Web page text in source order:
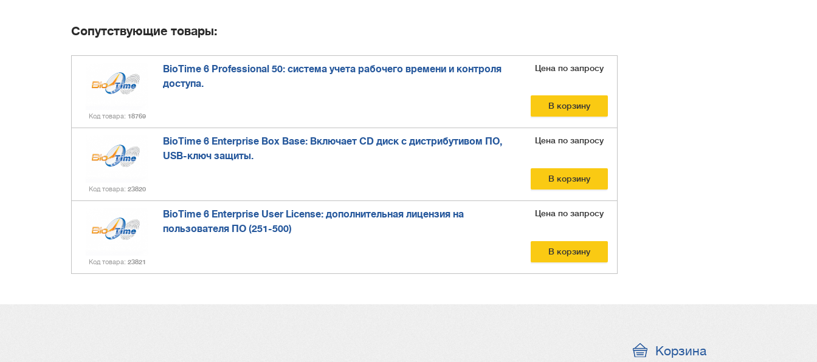
Сопутствующие товары:
Код товара 18769
BioTime 6 Professional 50: система учета рабочего времени и контроля
доступа.
Цена по запросу
В корзину
Код товара 23820
BioTime 6 Enterprise Box Base: Включает CD диск с дистрибутивом ПО,
USB-ключ защиты.
Цена по запросу
В корзину
Код товара 23821
BioTime 6 Enterprise User License: дополнительная лицензия на
пользователя ПО (251-500)
Цена по запросу
В корзину
Корзина